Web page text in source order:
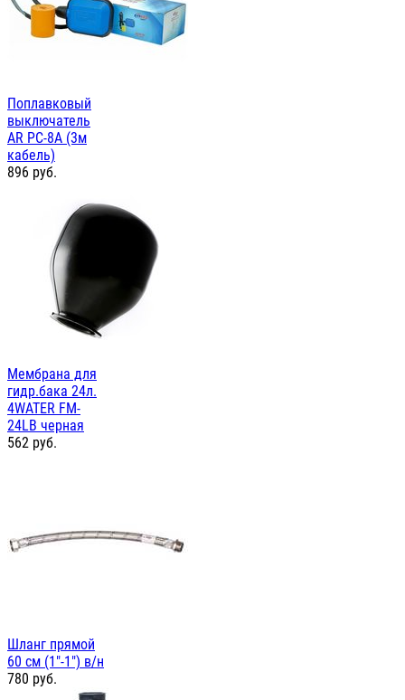
Поплавковый
выключатель
AR PC-8A (3м
кабель)
896 руб.
Мембрана для
гидр.бака 24л.
4WATER FM-
24LB черная
562 руб.
Шланг прямой
60 см (1"-1") в/н
780 руб.